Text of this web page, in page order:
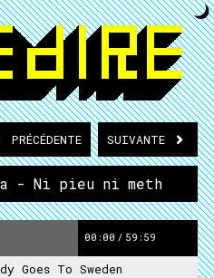
PRÉCÉDENTE SUIVANTE
- Ni pieu ni meth
00:00 / 59:59
Goes To Sweden